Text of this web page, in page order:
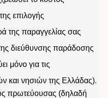
επιλογής
της παραγγελίας σας
διεύθυνσης παράδοσης
μόνο για τις
και νησιών της Ελλάδας).
πρωτεύουσας (δηλαδή